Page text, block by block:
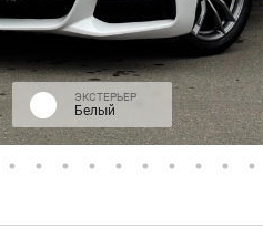
ЭКСТЕРЬЕР
Белый